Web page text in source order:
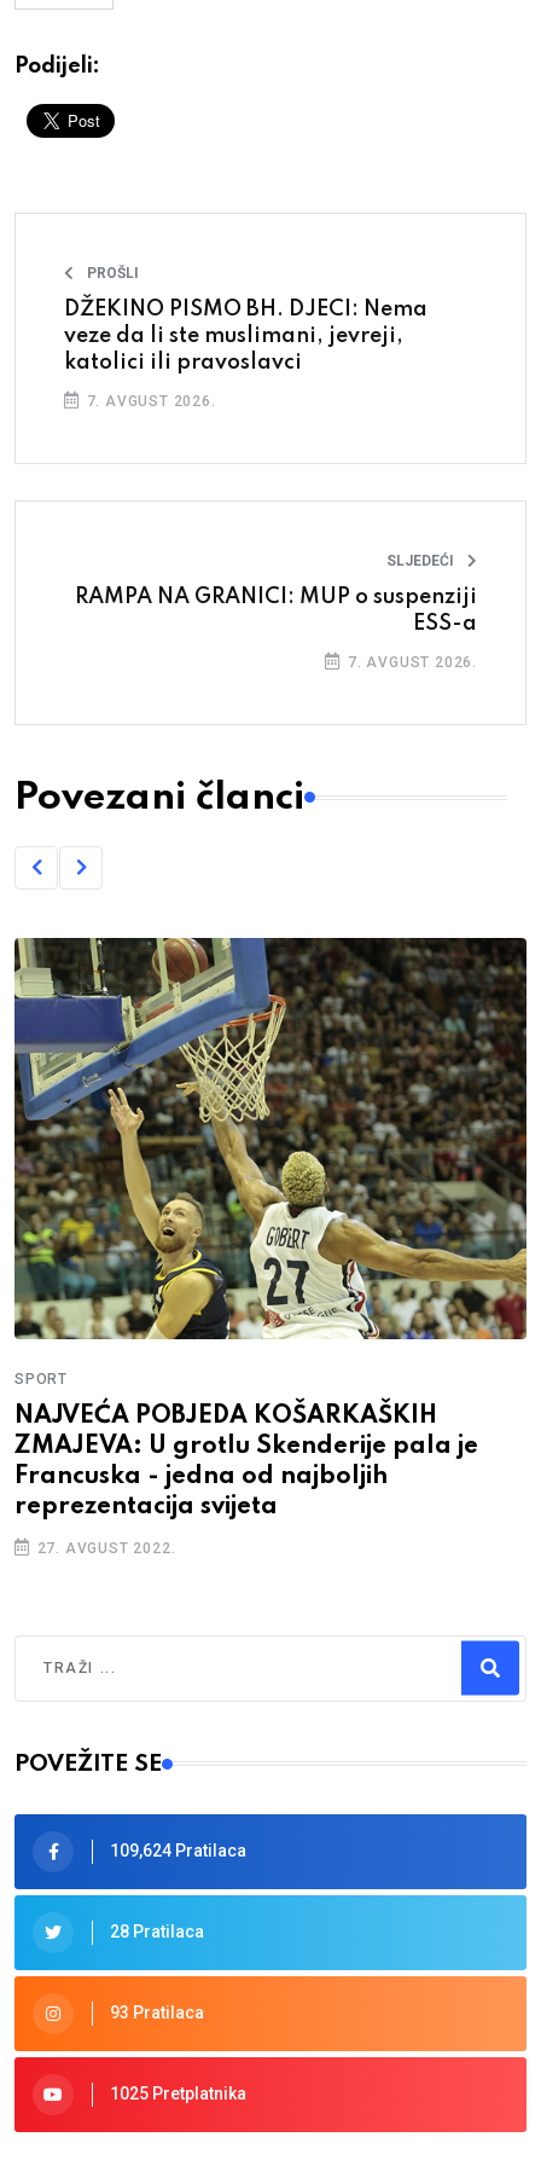
Podijeli:
PROŠLI
DŽEKINO PISMO BH. DJECI: Nema
veze da li ste muslimani, jevreji,
katolici ili pravoslavci
7. AVGUST 2026.
SLJEDEĆI
RAMPA NA GRANICI: MUP o suspenziji
ESS-a
7. AVGUST 2026.
Povezani članci
SPORT
NAJVEĆA POBJEDA KOŠARKAŠKIH
ZMAJEVA: U grotlu Skenderije pala je
Francuska - jedna od najboljih
reprezentacija svijeta
27. AVGUST 2022.
Type 2 or more characters for results.
POVEŽITE SE
109,624 Pratilaca
28 Pratilaca
93 Pratilaca
1025 Pretplatnika